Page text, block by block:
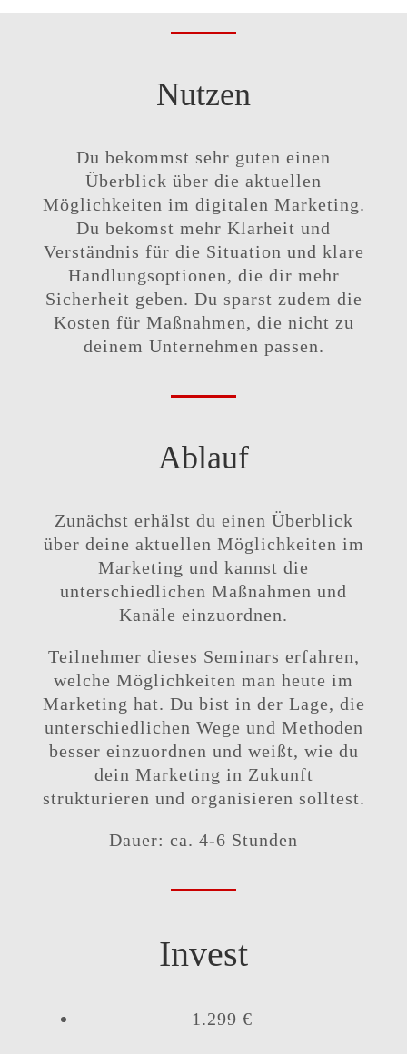
Nutzen
Du bekommst sehr guten einen
Überblick über die aktuellen
Möglichkeiten im digitalen Marketing.
Du bekomst mehr Klarheit und
Verständnis für die Situation und klare
Handlungsoptionen, die dir mehr
Sicherheit geben. Du sparst zudem die
Kosten für Maßnahmen, die nicht zu
deinem Unternehmen passen.
Ablauf
Zunächst erhälst du einen Überblick
über deine aktuellen Möglichkeiten im
Marketing und kannst die
unterschiedlichen Maßnahmen und
Kanäle einzuordnen.
Teilnehmer dieses Seminars erfahren,
welche Möglichkeiten man heute im
Marketing hat. Du bist in der Lage, die
unterschiedlichen Wege und Methoden
besser einzuordnen und weißt, wie du
dein Marketing in Zukunft
strukturieren und organisieren solltest.
Dauer: ca. 4-6 Stunden
Invest
1.299 €